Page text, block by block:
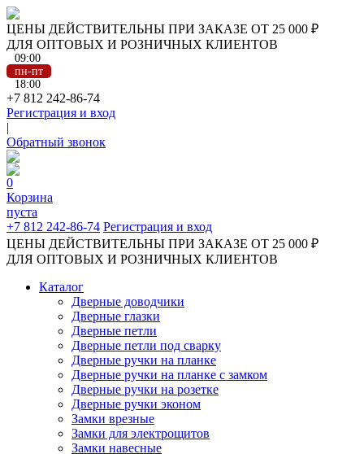
ЦЕНЫ ДЕЙСТВИТЕЛЬНЫ ПРИ ЗАКАЗЕ ОТ 25 000 ₽
ДЛЯ ОПТОВЫХ И РОЗНИЧНЫХ КЛИЕНТОВ
09:00
пн-пт
18:00
+7 812 242-86-74
Регистрация и вход
|
Обратный звонок
0
Корзина
пуста
+7 812 242-86-74 Регистрация и вход
ЦЕНЫ ДЕЙСТВИТЕЛЬНЫ ПРИ ЗАКАЗЕ ОТ 25 000 ₽
ДЛЯ ОПТОВЫХ И РОЗНИЧНЫХ КЛИЕНТОВ
Каталог
Дверные доводчики
Дверные глазки
Дверные петли
Дверные петли под сварку
Дверные ручки на планке
Дверные ручки на планке с замком
Дверные ручки на розетке
Дверные ручки эконом
Замки врезные
Замки для электрощитов
Замки навесные